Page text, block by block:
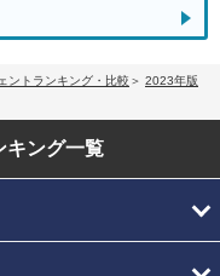
ントランキング・比較
2023年版
キング一覧